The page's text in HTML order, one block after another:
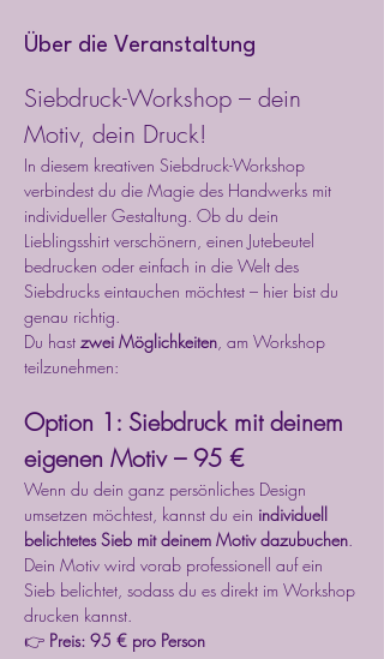
Über die Veranstaltung
Siebdruck-Workshop – dein
Motiv, dein Druck!
In diesem kreativen Siebdruck-Workshop
verbindest du die Magie des Handwerks mit
individueller Gestaltung. Ob du dein
Lieblingsshirt verschönern, einen Jutebeutel
bedrucken oder einfach in die Welt des
Siebdrucks eintauchen möchtest – hier bist du
genau richtig.
Du hast zwei Möglichkeiten, am Workshop
teilzunehmen:
Option 1: Siebdruck mit deinem
eigenen Motiv – 95 €
Wenn du dein ganz persönliches Design
umsetzen möchtest, kannst du ein individuell
belichtetes Sieb mit deinem Motiv dazubuchen.
Dein Motiv wird vorab professionell auf ein
Sieb belichtet, sodass du es direkt im Workshop
drucken kannst.
👉 Preis: 95 € pro Person